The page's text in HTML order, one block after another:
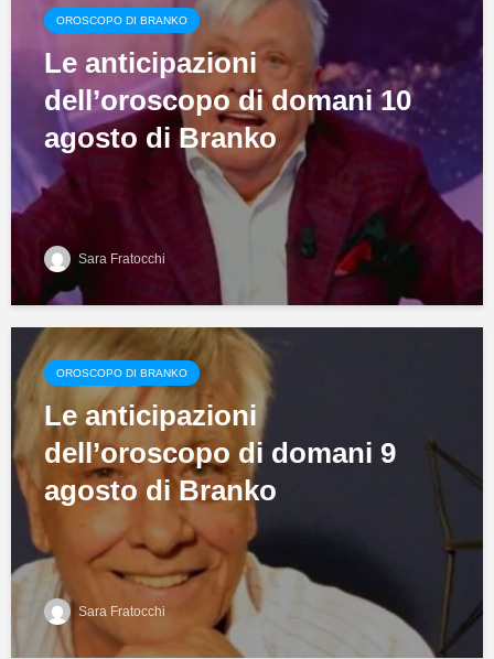
OROSCOPO DI BRANKO
Le anticipazioni
dell’oroscopo di domani 10
agosto di Branko
Sara Fratocchi
OROSCOPO DI BRANKO
Le anticipazioni
dell’oroscopo di domani 9
agosto di Branko
Sara Fratocchi